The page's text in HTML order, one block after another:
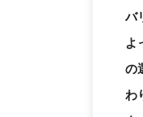
バ
よ
の
わ